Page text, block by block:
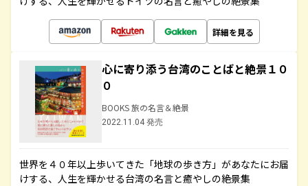
詳細を見る
心に寄り添う台湾のことばと絶景１０
０
BOOKS 旅の名言＆絶景
2022.11.04 発売
世界を４０年以上歩いてきた「地球の歩き方」があなたにお届
けする、人生を輝かせる台湾の名言と癒やしの絶景集